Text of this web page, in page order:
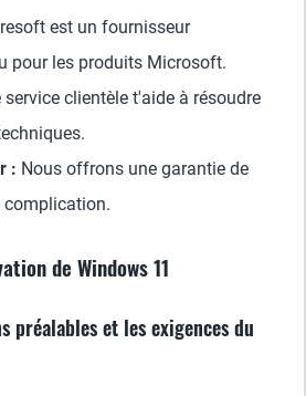
est un fournisseur
pour les produits Microsoft.
service clientèle t'aide à résoudre
: Nous offrons une garantie de
complication.
de Windows 11
préalables et les exigences du